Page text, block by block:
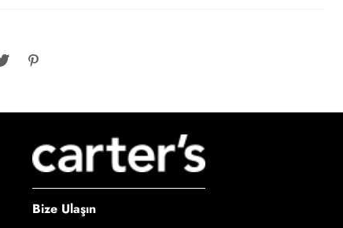
Bize Ulaşın